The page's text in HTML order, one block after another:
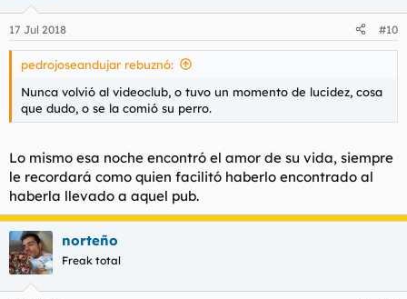
e
s
17 Jul 2018 #10
pedrojoseandujar rebuznó:
Nunca volvió al videoclub, o tuvo un momento de lucidez, cosa
que dudo, o se la comió su perro.
Lo mismo esa noche encontró el amor de su vida, siempre
le recordará como quien facilitó haberlo encontrado al
haberla llevado a aquel pub.
norteño
Freak total